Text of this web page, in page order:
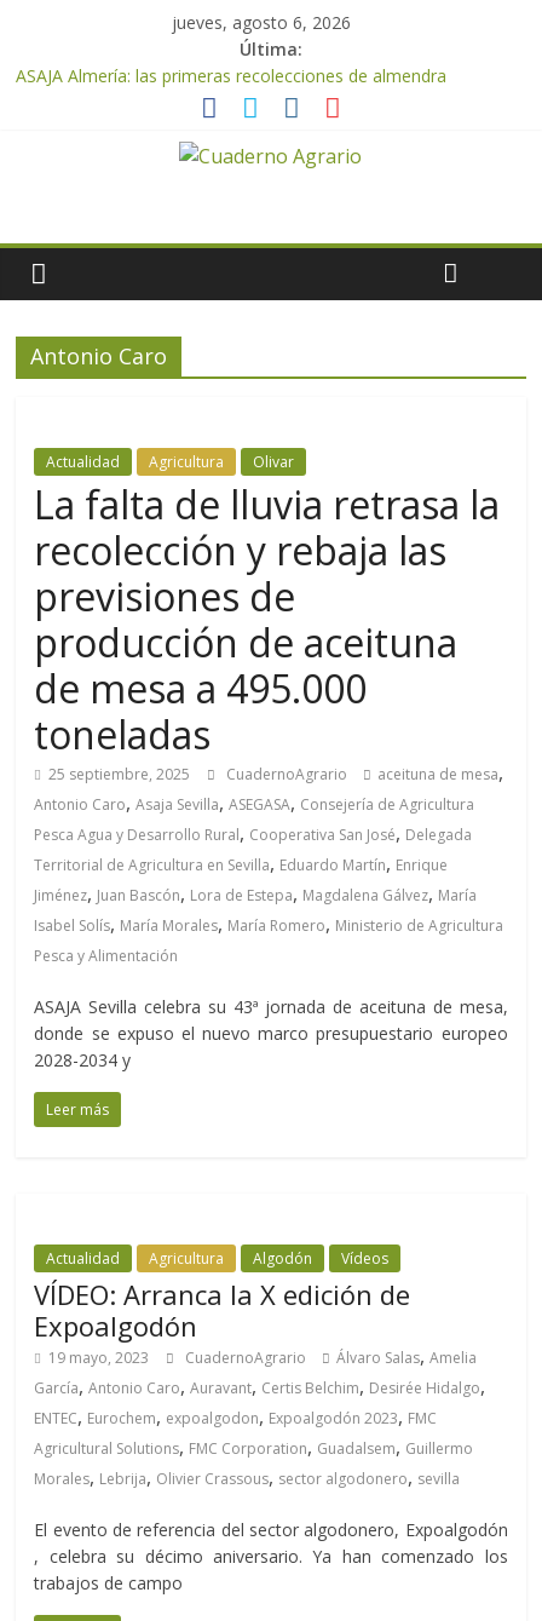
jueves, agosto 6, 2026
Última:
ASAJA Almería: las primeras recolecciones de almendra
confirman una cosecha desigual marcada por las inclemencias
El Ministerio de Agricultura, Pesca y Alimentación autoriza el
origen cooperativo en escuelas de hostelería
Cooperativas Agro-alimentarias de Andalucía celebra la
oliva para la próxima campaña
ASAJA Almería advierte de la doble amenaza que afrontan los
Antonio Caro
Actualidad Agricultura Olivar
La falta de lluvia retrasa la
recolección y rebaja las
previsiones de
producción de aceituna
de mesa a 495.000
toneladas
25 septiembre, 2025 CuadernoAgrario aceituna de mesa,
Antonio Caro,Asaja Sevilla,ASEGASA, Consejería de Agricultura
Pesca Agua y Desarrollo Rural, Cooperativa San José, Delegada
Territorial de Agricultura en Sevilla, Eduardo Martín, Enrique
Jiménez, Juan Bascón, Lora de Estepa, Magdalena Gálvez, María
Isabel Solís, María Morales, María Romero, Ministerio de Agricultura
Pesca y Alimentación
ASAJA Sevilla celebra su 43ª jornada de aceituna de mesa,
donde se expuso el nuevo marco presupuestario europeo
2028-2034 y
Leer más
Actualidad Agricultura Algodón Vídeos
VÍDEO: Arranca la X edición de
Expoalgodón
19 mayo, 2023 CuadernoAgrario Álvaro Salas,Amelia
García,Antonio Caro,Auravant, Certis Belchim, Desirée Hidalgo,
ENTEC, Eurochem, expoalgodon, Expoalgodón 2023, FMC
Agricultural Solutions, FMC Corporation, Guadalsem, Guillermo
Morales, Lebrija, Olivier Crassous, sector algodonero, sevilla
El evento de referencia del sector algodonero, Expoalgodón
, celebra su décimo aniversario. Ya han comenzado los
trabajos de campo